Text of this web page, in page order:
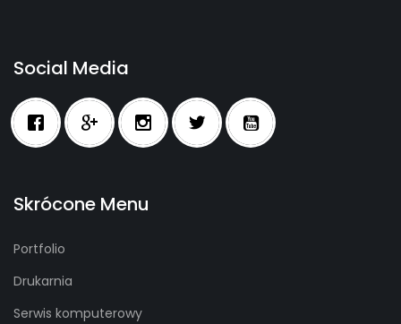
Social Media
Skrócone Menu
Portfolio
Drukarnia
Serwis komputerowy